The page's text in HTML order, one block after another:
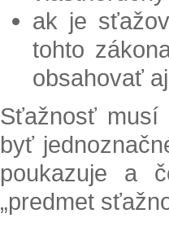
ak je
tohto
obsahovať
Sťažnosť musí
byť
poukazuje a
„predmet